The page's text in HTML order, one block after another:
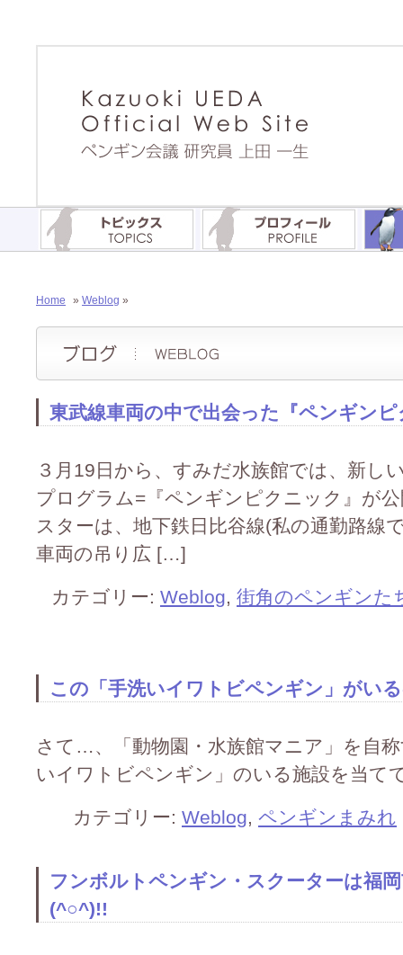
Home » Weblog »
東武線車両の中で出会った『ペンギン
３月19日から、すみだ水族館では、新し
プログラム=『ペンギンピクニック』が
スターは、地下鉄日比谷線(私の通勤路線
車両の吊り広 […]
カテゴリー: Weblog, 街角のペンギンた
この「手洗いイワトビペンギン」がい
さて…、「動物園・水族館マニア」を自
いイワトビペンギン」のいる施設を当て
カテゴリー: Weblog, ペンギンまみれ
フンボルトペンギン・スクーターは福
(^○^)!!